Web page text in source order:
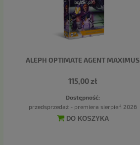
ALEPH OPTIMATE AGENT MAXIMUS
115,00 zł
Dostępność:
przedsprzedaż - premiera sierpień 2026
DO KOSZYKA